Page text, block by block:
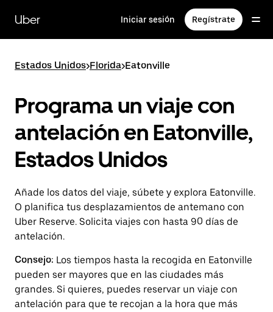
contenido
principal
Uber Iniciar sesión Regístrate
Estados Unidos>Florida>Eatonville
Programa un viaje con
antelación en Eatonville,
Estados Unidos
Añade los datos del viaje, súbete y explora Eatonville.
O planifica tus desplazamientos de antemano con
Uber Reserve. Solicita viajes con hasta 90 días de
antelación.
Consejo: Los tiempos hasta la recogida en Eatonville
pueden ser mayores que en las ciudades más
grandes. Si quieres, puedes reservar un viaje con
antelación para que te recojan a la hora que más